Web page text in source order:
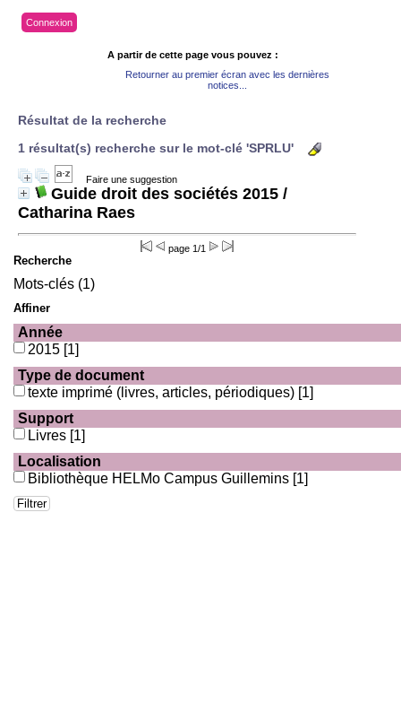
Connexion
A partir de cette page vous pouvez :
Retourner au premier écran avec les dernières
notices...
Résultat de la recherche
1 résultat(s) recherche sur le mot-clé 'SPRLU'
Faire une suggestion
Guide droit des sociétés 2015 /
Catharina Raes
page 1/1
Recherche
Mots-clés (1)
Affiner
Année
2015 [1]
Type de document
texte imprimé (livres, articles, périodiques) [1]
Support
Livres [1]
Localisation
Bibliothèque HELMo Campus Guillemins [1]